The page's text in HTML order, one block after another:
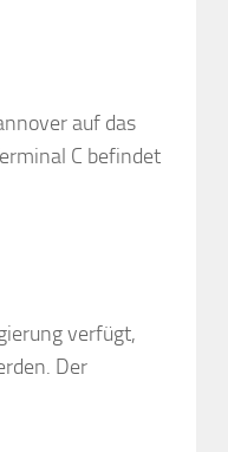
auf das
C befindet
verfügt,
Der